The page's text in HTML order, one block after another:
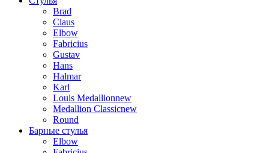
Brad
Claus
Elbow
Fabricius
Gustav
Hans
Halmar
Karl
Louis Medallionnew
Medallion Classicnew
Round
Барные стулья
Elbow